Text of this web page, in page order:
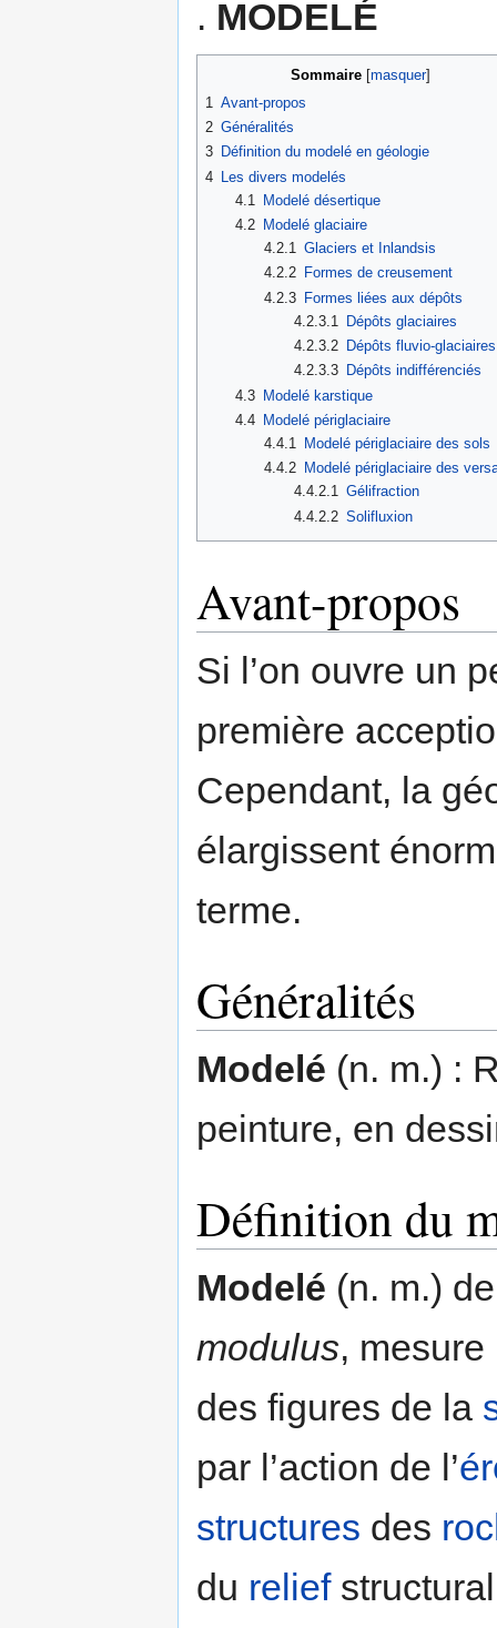
. MODELÉ
Sommaire [masquer]
1 Avant-propos
2 Généralités
3 Définition du modelé en géologie
4 Les divers modelés
4.1
Modelé désertique
4.2
Modelé glaciaire
4.2.1
Glaciers et Inlandsis
4.2.2 Formes de creusement
4.2.3 Formes liées aux dépôts
4.2.3.1
Dépôts glaciaires
4.2.3.2
Dépôts fluvio-glaciaires
4.2.3.3
Dépôts indifférenciés
4.3 Modelé karstique
4.4
Modelé périglaciaire
4.4.1
Modelé périglaciaire des sols
4.4.2 Modelé périglaciaire des
4.4.2.1 Gélifraction
4.4.2.2 Solifluxion
Avant-propos
Si l’on ouvre un
première
Cependant, la
élargissent
terme.
Généralités
Modelé (n. m.) :
peinture, en
Définition du
Modelé (n. m.)
modulus,
des figures de la
par l’action de l’
structures des
du relief